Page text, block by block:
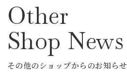
Other
Shop News
その他のショップからのお知らせ